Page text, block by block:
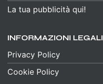
La tua pubblicità qui!
INFORMAZIONI LEGALI
Privacy Policy
Cookie Policy